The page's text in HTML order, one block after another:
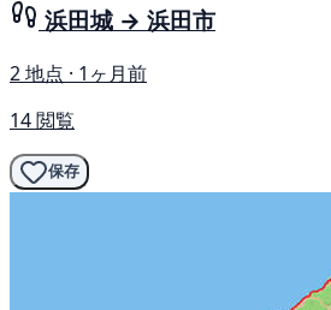
浜田城 → 浜田市
2 地点 · 1ヶ月前
14 閲覧
保存